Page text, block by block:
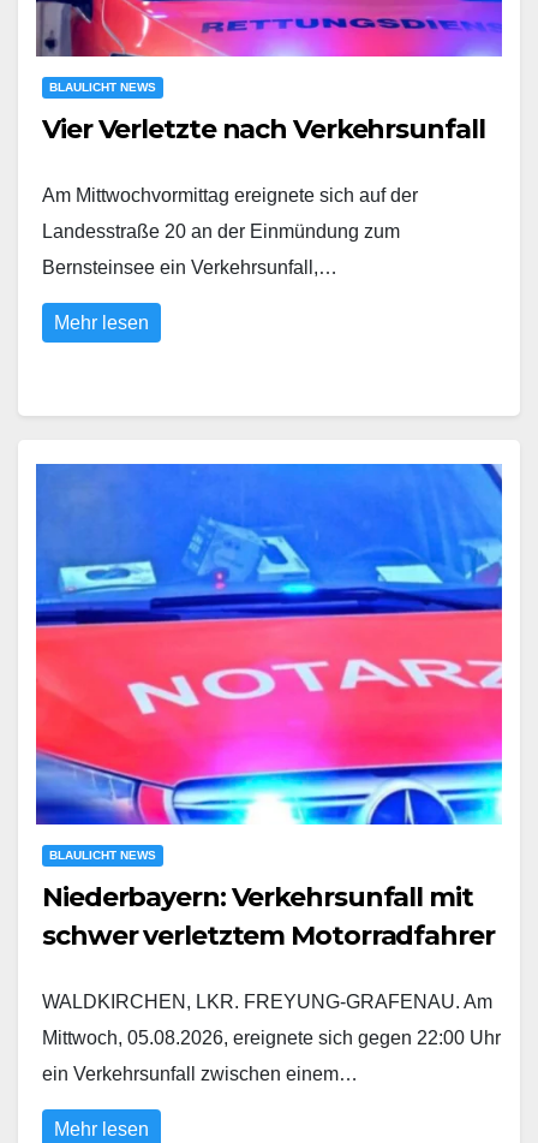
BLAULICHT NEWS
Vier Verletzte nach Verkehrsunfall
Am Mittwochvormittag ereignete sich auf der
Landesstraße 20 an der Einmündung zum
Bernsteinsee ein Verkehrsunfall,…
Mehr lesen
BLAULICHT NEWS
Niederbayern: Verkehrsunfall mit
schwer verletztem Motorradfahrer
WALDKIRCHEN, LKR. FREYUNG-GRAFENAU. Am
Mittwoch, 05.08.2026, ereignete sich gegen 22:00 Uhr
ein Verkehrsunfall zwischen einem…
Mehr lesen